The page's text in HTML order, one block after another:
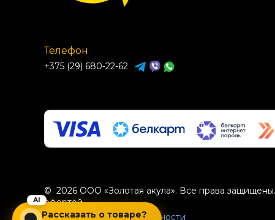
Телефон
+375 (29) 680-22-62
© 2026 ООО «Золотая акула». Все права
офертой.
Политика конфиденциальности
Рассказать о товаре?